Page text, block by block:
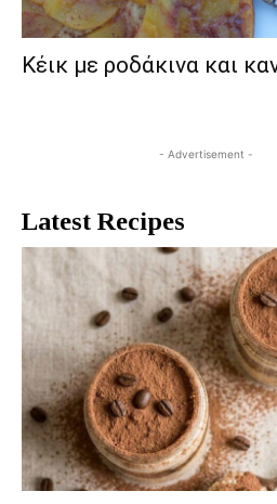
Κέικ με ροδάκινα και
- Advertisement -
Latest Recipes